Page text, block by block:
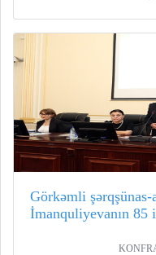
Görkəmli
İmanquliyevanın 85